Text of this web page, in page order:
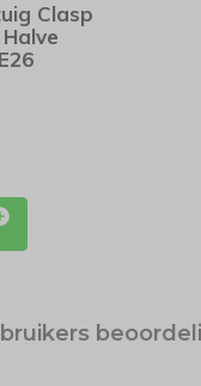
Clasp